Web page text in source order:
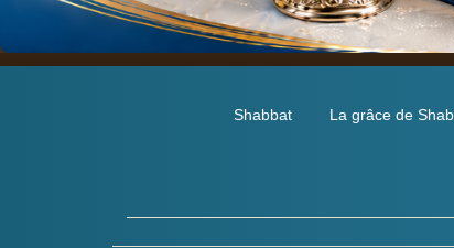
La grâce de
Shabbat